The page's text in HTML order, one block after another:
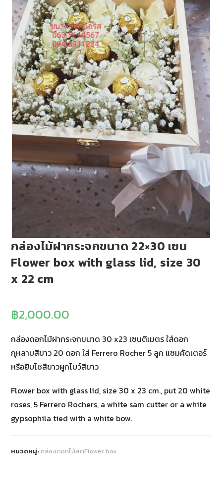
กล่องไม้ฝากระจกขนาด 22×30 เซน
Flower box with glass lid, size 30
x 22 cm
฿2,000.00
กล่องดอกไม้ฝากระจกขนาด 30 x23 เซนติเมตร ใส่ดอก
กุหลาบสีขาว 20 ดอก ใส่ Ferrero Rocher 5 ลูก แซมคัดเตอร์
หรือยิบโซสีขาวผูกโบว์สีขาว
Flower box with glass lid, size 30 x 23 cm., put 20 white
roses, 5 Ferrero Rochers, a white sam cutter or a white
gypsophila tied with a white bow.
หมวดหมู่:กล่องดอกไม้สดFlower box